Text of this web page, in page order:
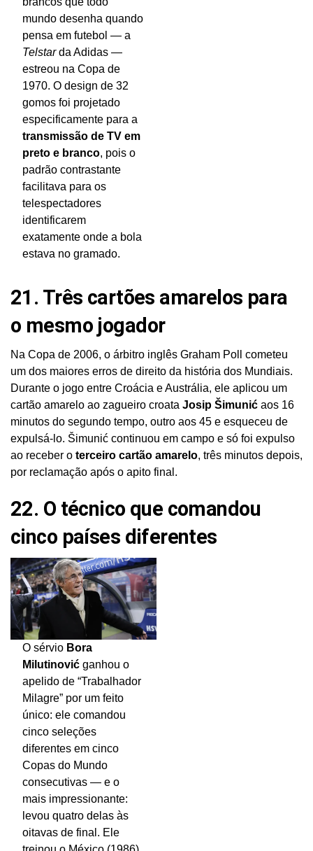
mundo desenha quando
pensa em futebol — a
Telstarda Adidas —
estreou na Copa de
1970. O design de 32
gomos foi projetado
especificamente para a
transmissão de TV em
preto e branco, pois o
padrão contrastante
facilitava para os
telespectadores
identificarem
exatamente onde a bola
estava no gramado.
21. Três cartões amarelos para
o mesmo jogador
Na Copa de 2006, o árbitro inglês Graham Poll cometeu
um dos maiores erros de direito da história dos Mundiais.
Durante o jogo entre Croácia e Austrália, ele aplicou um
cartão amarelo ao zagueiro croata Josip Šimunić aos 16
minutos do segundo tempo, outro aos 45 e esqueceu de
expulsá-lo. Šimunić continuou em campo e só foi expulso
ao receber o terceiro cartão amarelo, três minutos depois,
por reclamação após o apito final.
22. O técnico que comandou
cinco países diferentes
O sérvio Bora
Milutinovićganhou o
apelido de “Trabalhador
Milagre” por um feito
único: ele comandou
cinco seleções
diferentes em cinco
Copas do Mundo
consecutivas — e o
mais impressionante:
levou quatro delas às
oitavas de final. Ele